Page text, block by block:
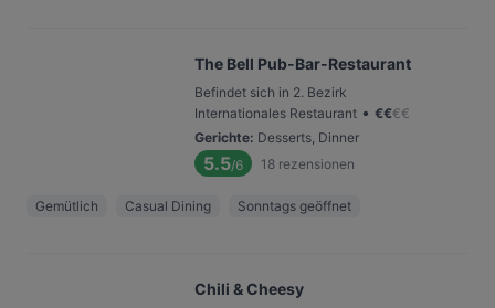
The Bell Pub-Bar-Restaurant
Befindet sich in 2. Bezirk
Internationales Restaurant • €€€€
Gerichte: Desserts, Dinner
5.5/6 18 rezensionen
Gemütlich Casual Dining Sonntags geöffnet
Chili & Cheesy